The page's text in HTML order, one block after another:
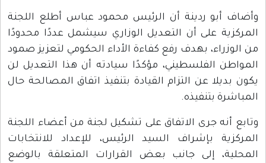
وأضاف أبو ردينة أن الرئيس محمود عباس أطلع اللجنة
المركزية على أن التعديل الوزاري سيشمل عددًا محدودًا
من الوزراء، بهدف رفع كفاءة الأداء الحكومي لتعزيز صمود
المواطن الفلسطيني، مؤكدًا سيادته أن هذا التعديل لن
يكون بديلا عن التزام القيادة بتنفيذ اتفاق المصالحة حال
المباشرة بتنفيذه.
وتابع أنه جرى الاتفاق على تشكيل لجنة من أعضاء اللجنة
المركزية بإشراف السيد الرئيس، للإعداد للانتخابات
المحلية، إلى جانب بعض القرارات المتعلقة بالوضع